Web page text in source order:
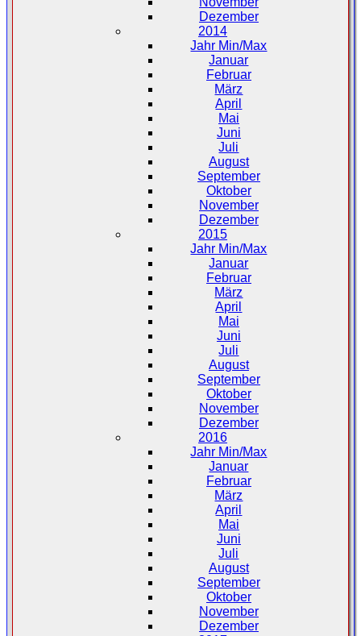
Dezember
2014
Jahr Min/Max
Januar
Februar
März
April
Mai
Juni
Juli
August
September
Oktober
November
Dezember
2015
Jahr Min/Max
Januar
Februar
März
April
Mai
Juni
Juli
August
September
Oktober
November
Dezember
2016
Jahr Min/Max
Januar
Februar
März
April
Mai
Juni
Juli
August
September
Oktober
November
Dezember